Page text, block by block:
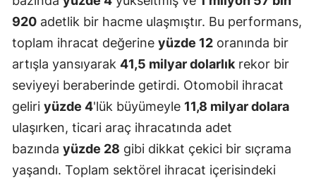
Uşak
Van
Zonguldak
Bayburt
920 adetlik bir hacme ulaşmıştır. Bu performans,
toplam ihracat değerine yüzde 12 oranında bir
artışla yansıyarak 41,5 milyar dolarlık rekor bir
seviyeyi beraberinde getirdi. Otomobil ihracat
geliri yüzde 4'lük büyümeyle 11,8 milyar dolara
ulaşırken, ticari araç ihracatında adet
bazında yüzde 28 gibi dikkat çekici bir sıçrama
yaşandı. Toplam sektörel ihracat içerisindeki